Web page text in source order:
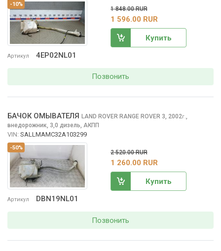
-10%
Артикул 4EP02NL01
1 848.00 RUR
1 596.00 RUR
Купить
Позвонить
-50%
Артикул DBN19NL01
БАЧОК ОМЫВАТЕЛЯ LAND ROVER RANGE ROVER 3, 2002г.
внедорожник, 3,0 дизель, АКПП
VIN: SALLMAMC32A103299
2 520.00 RUR
1 260.00 RUR
Купить
Позвонить